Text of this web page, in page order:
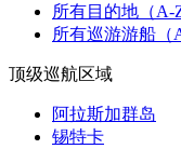
所有目的地（A-Z
所有巡游游船（
顶级巡航区域
阿拉斯加群岛
锡特卡